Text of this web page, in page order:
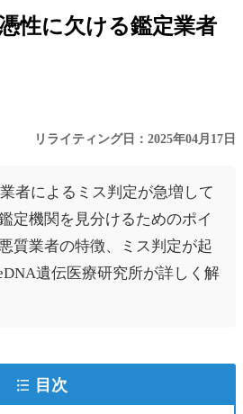
性に欠ける鑑定業者
リライティング日：2025年04月17日
者によるミス判定が急増して
定機関を見分けるためのポイ
質業者の特徴、ミス判定が起
遺伝医療研究所が詳しく解
目次